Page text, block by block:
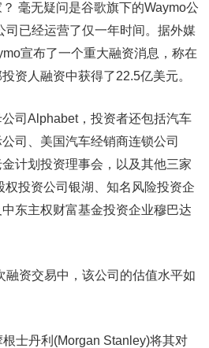
毫无疑问是谷歌旗下的Waymo公
司已经运营了仅一年时间。据外媒
宣布了一个重大融资消息，称在
资人融资中获得了22.5亿美元。
司Alphabet，投资者还包括汽车
司、美国汽车经销商连锁公司
计划投资理事会，以及其他三家
权投资公司银湖、知名风险投资企
东主权财富基金投资企业穆巴达
融资交易中，该公司的估值水平如
士丹利(Morgan Stanley)将其对